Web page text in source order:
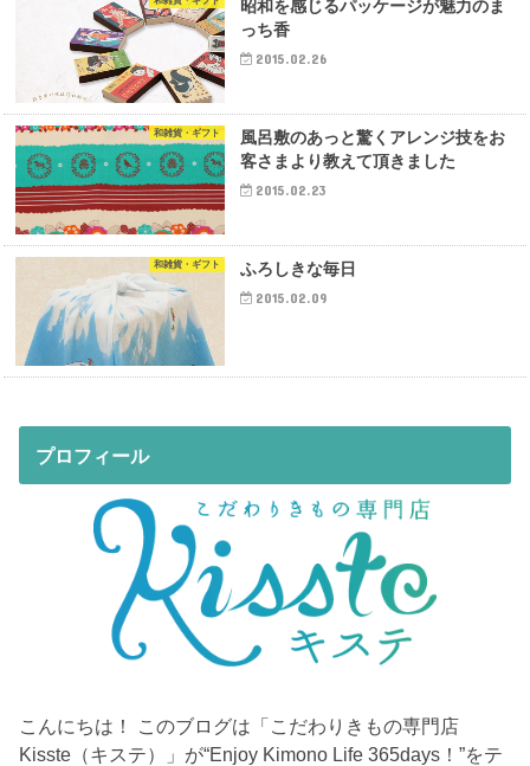
昭和を感じるパッケージが魅力のま
っち香
2015.02.26
和雑貨・ギフト
風呂敷のあっと驚くアレンジ技をお
客さまより教えて頂きました
2015.02.23
和雑貨・ギフト ふろしきな毎日
2015.02.09
プロフィール
こんにちは！ このブログは「こだわりきもの専門店
Kisste（キステ）」が“Enjoy Kimono Life 365days！”をテ